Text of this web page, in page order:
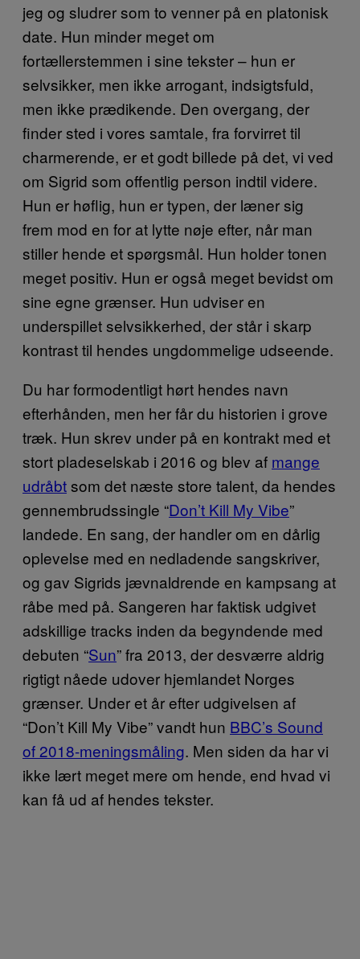
jeg og sludrer som to venner på en platonisk
date. Hun minder meget om
fortællerstemmen i sine tekster – hun er
selvsikker, men ikke arrogant, indsigtsfuld,
men ikke prædikende. Den overgang, der
finder sted i vores samtale, fra forvirret til
charmerende, er et godt billede på det, vi ved
om Sigrid som offentlig person indtil videre.
Hun er høflig, hun er typen, der læner sig
frem mod en for at lytte nøje efter, når man
stiller hende et spørgsmål. Hun holder tonen
meget positiv. Hun er også meget bevidst om
sine egne grænser. Hun udviser en
underspillet selvsikkerhed, der står i skarp
kontrast til hendes ungdommelige udseende.
Du har formodentligt hørt hendes navn
efterhånden, men her får du historien i grove
træk. Hun skrev under på en kontrakt med et
stort pladeselskab i 2016 og blev af mange
udråbtsom det næste store talent, da hendes
gennembrudssingle “Don’t Kill My Vibe”
landede. En sang, der handler om en dårlig
oplevelse med en nedladende sangskriver,
og gav Sigrids jævnaldrende en kampsang at
råbe med på. Sangeren har faktisk udgivet
adskillige tracks inden da begyndende med
debuten “Sun” fra 2013, der desværre aldrig
rigtigt nåede udover hjemlandet Norges
grænser. Under et år efter udgivelsen af
“Don’t Kill My Vibe” vandt hun BBC’s Sound
of 2018-meningsmåling. Men siden da har vi
ikke lært meget mere om hende, end hvad vi
kan få ud af hendes tekster.